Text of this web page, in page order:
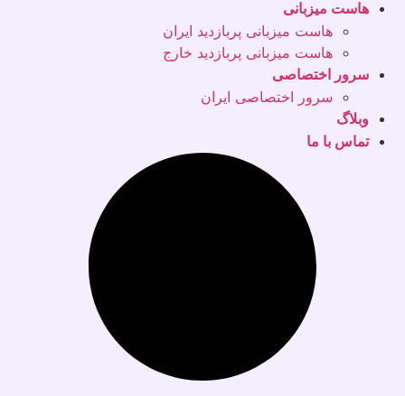
هاست میزبانی
هاست میزبانی پربازدید ایران
هاست میزبانی پربازدید خارج
سرور اختصاصی
سرور اختصاصی ایران
وبلاگ
تماس با ما